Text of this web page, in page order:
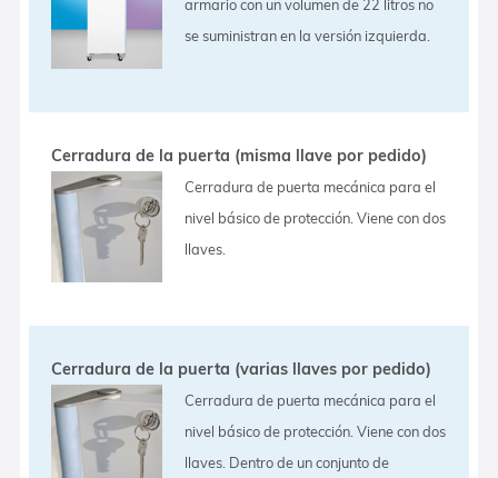
armario con un volumen de 22 litros no
se suministran en la versión izquierda.
Cerradura de la puerta (misma llave por pedido)
Cerradura de puerta mecánica para el
nivel básico de protección. Viene con dos
llaves.
Cerradura de la puerta (varias llaves por pedido)
Cerradura de puerta mecánica para el
nivel básico de protección. Viene con dos
llaves. Dentro de un conjunto de